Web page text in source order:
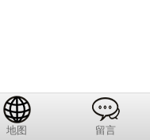
地图 留言